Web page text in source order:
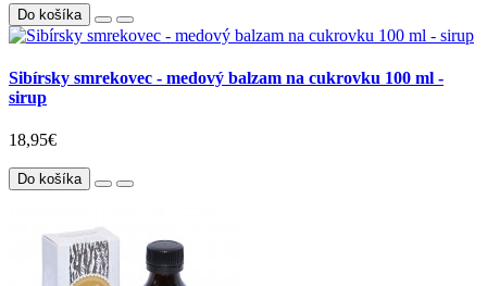
Do košíka
Sibírsky smrekovec - medový balzam na cukrovku 100 ml -
sirup
18,95€
Do košíka